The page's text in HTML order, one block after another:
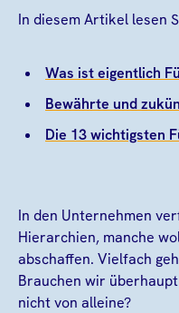
In diesem Artikel lesen
Was ist eigentlich
Bewährte und
Die 13 wichtigsten
In den Unternehmen
Hierarchien, manche
abschaffen. Vielfach
Brauchen wir
nicht von alleine?